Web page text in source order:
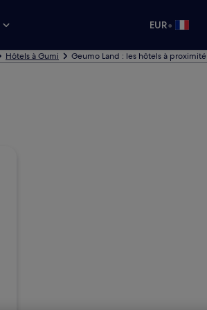
EUR•
Hôtels à Gumi Geumo Land : les hôtels à proximité